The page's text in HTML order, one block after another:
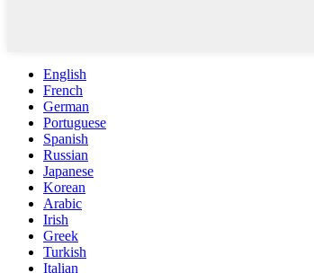
English
French
German
Portuguese
Spanish
Russian
Japanese
Korean
Arabic
Irish
Greek
Turkish
Italian